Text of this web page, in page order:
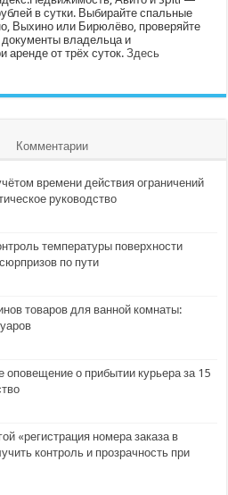
в сутки. Выбирайте спальные
Выхино или Бирюлёво, проверяйте
владельца и
аренде от трёх суток.Здесь
Комментарии
времени действия ограничений
руководство
температуры поверхности
по пути
товаров для ванной комнаты:
оповещение о прибытии курьера за 15
«регистрация номера заказа в
контроль и прозрачность при